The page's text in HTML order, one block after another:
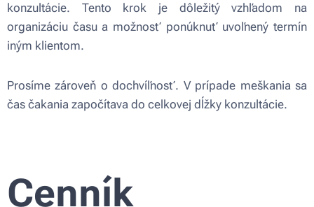
konzultácie. Tento krok je dôležitý vzhľadom na
organizáciu času a možnosť ponúknuť uvoľnený termín
iným klientom.
Prosíme zároveň o dochvíľnosť. V prípade meškania sa
čas čakania započítava do celkovej dĺžky konzultácie.
Cenník